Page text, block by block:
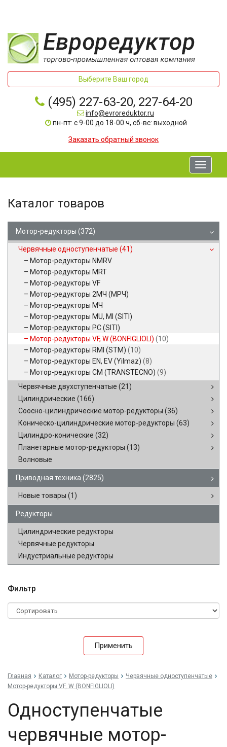
Выберите Ваш город
(495) 227-63-20, 227-64-20
info@evroreduktor.ru
пн-пт: с 9-00 до 18-00 ч, сб-вс: выходной
Заказать обратный звонок
Toggle
Каталог товаров
Мотор-редукторы (372)
Червячные одноступенчатые (41)
Мотор-редукторы NMRV
Мотор-редукторы MRT
Мотор-редукторы VF
Мотор-редукторы 2МЧ (МРЧ)
Мотор-редукторы МЧ
Мотор-редукторы MU, MI (SITI)
Мотор-редукторы PC (SITI)
Мотор-редукторы VF, W (BONFIGLIOLI) (10)
Мотор-редукторы RMI (STM) (10)
Мотор-редукторы EN, EV (Yilmaz) (8)
Мотор-редукторы CM (TRANSTECNO) (9)
Червячные двухступенчатые (21)
Цилиндрические (166)
Соосно-цилиндрические мотор-редукторы (36)
Коническо-цилиндрические мотор-редукторы (63)
Цилиндро-конические (32)
Планетарные мотор-редукторы (13)
Волновые
Приводная техника (2825)
Новые товары (1)
Редукторы
Цилиндрические редукторы
Червячные редукторы
Индустриальные редукторы
Фильтр
Применить
Главная Каталог Мотор-редукторы
Червячные одноступенчатые
Мотор-редукторы VF, W (BONFIGLIOLI)
Одноступенчатые
червячные мотор-